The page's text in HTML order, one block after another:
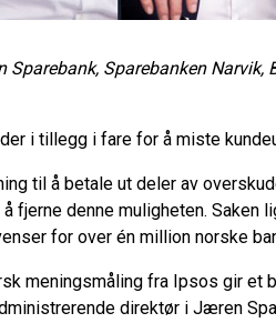
Sparebanken Narvik,
i tillegg i fare for å miste
til å betale ut deler av
fjerne denne muligheten. Saken
for over én million norske
meningsmåling fra Ipsos gir et
direktør i Jæren